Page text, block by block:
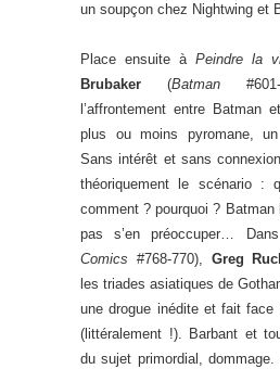
un soupçon chez Nightwing et
Place ensuite à Peindre la
Brubaker (Batman
l’affrontement entre Batman
plus ou moins pyromane,
Sans intérêt et sans
théoriquement le scénario :
comment ? pourquoi ? Batman
pas s’en préoccuper…
Comics #768-770), Greg
les triades asiatiques de
une drogue inédite et fait face
(littéralement !). Barbant et
du sujet primordial, dommage.